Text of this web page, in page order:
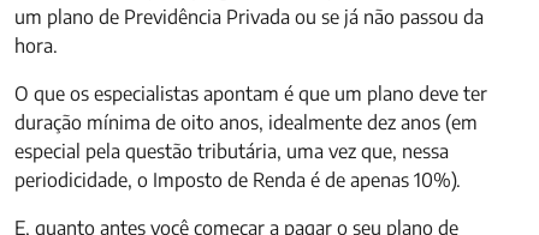
um plano de Previdência Privada ou se já não passou da
hora.
O que os especialistas apontam é que um plano deve ter
duração mínima de oito anos, idealmente dez anos (em
especial pela questão tributária, uma vez que, nessa
periodicidade, o Imposto de Renda é de apenas 10%).
E, quanto antes você começar a pagar o seu plano de